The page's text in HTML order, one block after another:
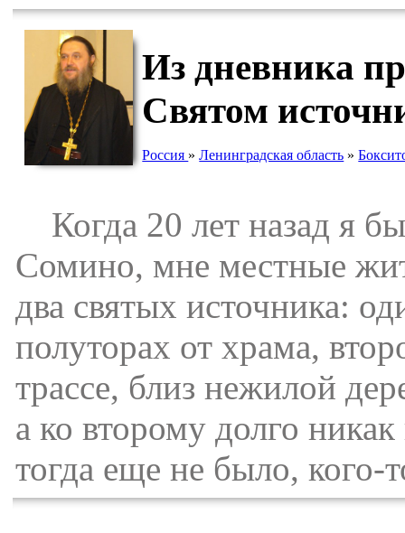
Из дневника
Святом
Россия »Ленинградская область »
Когда 20 лет назад я
Сомино, мне местные
два святых источника:
полуторах от храма,
трассе, близ нежилой
а ко второму долго
тогда еще не было, кого-